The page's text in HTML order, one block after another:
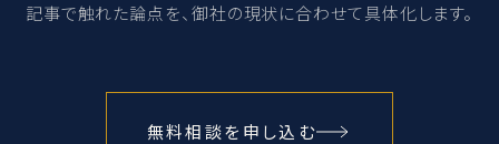
記事で触れた論点を、御社の現状に合わせて具体化します。
無料相談を申し込む